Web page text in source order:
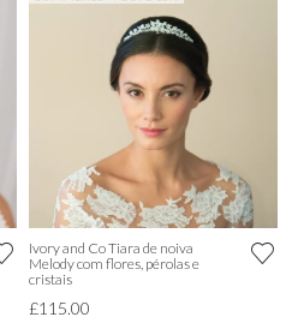
Ivory and Co Tiara de noiva
Melody com flores, pérolas e
cristais
£115.00